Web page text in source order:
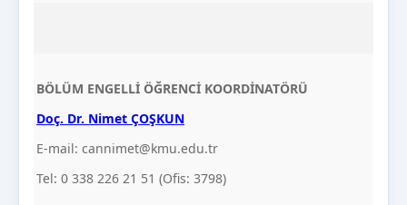
BÖLÜM ENGELLİ ÖĞRENCİ KOORDİNATÖRÜ
Doç. Dr. Nimet ÇOŞKUN
E-mail: cannimet@kmu.edu.tr
Tel: 0 338 226 21 51 (Ofis: 3798)